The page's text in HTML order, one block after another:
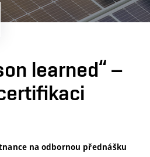
learned“ –
na odbornou přednášku